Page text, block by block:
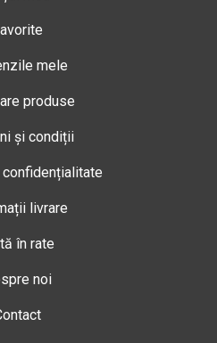
mele
produse
și condiții
livrare
în rate
noi